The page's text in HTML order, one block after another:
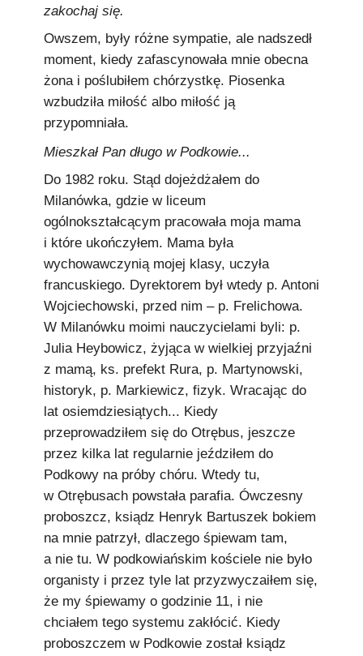
zakochaj się.
Owszem, były różne sympatie, ale nadszedł
moment, kiedy zafascynowała mnie obecna
żona i poślubiłem chórzystkę. Piosenka
wzbudziła miłość albo miłość ją
przypomniała.
Mieszkał Pan długo w Podkowie...
Do 1982 roku. Stąd dojeżdżałem do
Milanówka, gdzie w liceum
ogólnokształcącym pracowała moja mama
i które ukończyłem. Mama była
wychowawczynią mojej klasy, uczyła
francuskiego. Dyrektorem był wtedy p. Antoni
Wojciechowski, przed nim – p. Frelichowa.
W Milanówku moimi nauczycielami byli: p.
Julia Heybowicz, żyjąca w wielkiej przyjaźni
z mamą, ks. prefekt Rura, p. Martynowski,
historyk, p. Markiewicz, fizyk. Wracając do
lat osiemdziesiątych... Kiedy
przeprowadziłem się do Otrębus, jeszcze
przez kilka lat regularnie jeździłem do
Podkowy na próby chóru. Wtedy tu,
w Otrębusach powstała parafia. Ówczesny
proboszcz, ksiądz Henryk Bartuszek bokiem
na mnie patrzył, dlaczego śpiewam tam,
a nie tu. W podkowiańskim kościele nie było
organisty i przez tyle lat przyzwyczaiłem się,
że my śpiewamy o godzinie 11, i nie
chciałem tego systemu zakłócić. Kiedy
proboszczem w Podkowie został ksiądz